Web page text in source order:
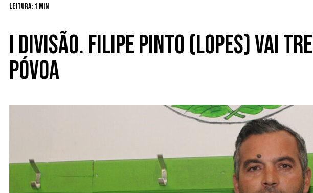
Leitura: 1 min
I Divisão. Filipe Pinto (Lopes) vai
Póvoa